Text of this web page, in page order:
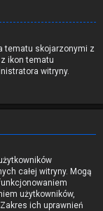
tematu skojarzonymi z
ikon tematu
witryny.
całej witryny. Mogą
użytkowników,
ich uprawnień